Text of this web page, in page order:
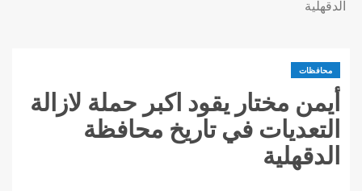
الدقهلية
محافظات
أيمن مختار يقود اكبر حملة لازالة
التعديات في تاريخ محافظة
الدقهلية